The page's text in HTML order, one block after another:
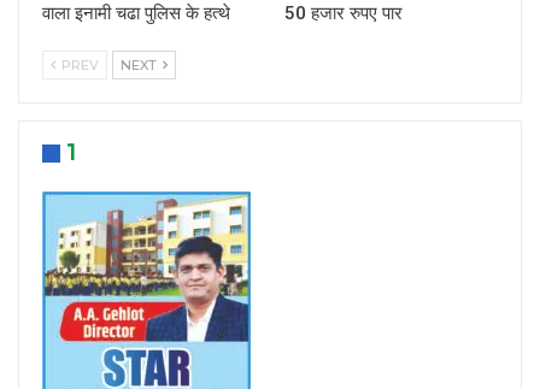
वाला इनामी चढा पुलिस के हत्थे
50 हजार रुपए पार
PREV NEXT
1